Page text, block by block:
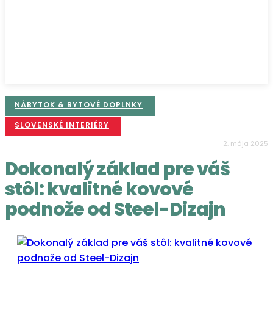
NÁBYTOK & BYTOVÉ DOPLNKY
SLOVENSKÉ INTERIÉRY
2. mája 2025
Dokonalý základ pre váš
stôl: kvalitné kovové
podnože od Steel-Dizajn